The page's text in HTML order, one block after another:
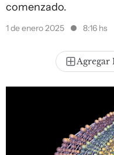
comenzado.
1 de enero 2025 8:16 hs
Agregar